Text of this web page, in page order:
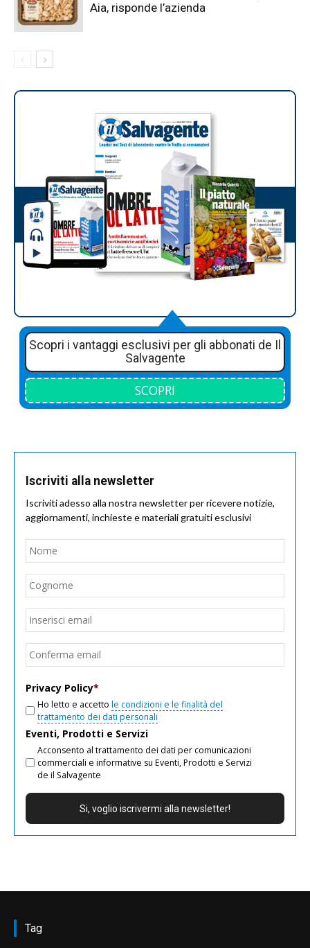
Aia, risponde l’azienda
Scopri i vantaggi esclusivi per gli abbonati de Il
Salvagente
SCOPRI
Iscriviti alla newsletter
Iscriviti adesso alla nostra newsletter per ricevere notizie,
aggiornamenti, inchieste e materiali gratuiti esclusivi
Nome
Email
Privacy Policy*
Ho letto e accetto le condizioni e le finalità del
trattamento dei dati personali
Eventi, Prodotti e Servizi
Acconsento al trattamento dei dati per comunicazioni
commerciali e informative su Eventi, Prodotti e Servizi
de il Salvagente
Tag